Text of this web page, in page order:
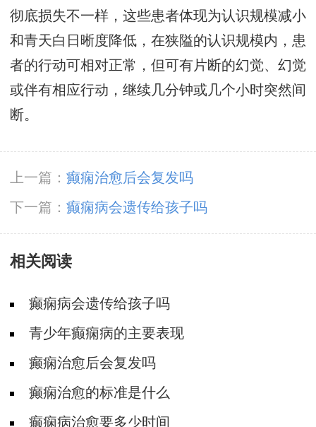
彻底损失不一样，这些患者体现为认识规模减小
和青天白日晰度降低，在狭隘的认识规模内，患
者的行动可相对正常，但可有片断的幻觉、幻觉
或伴有相应行动，继续几分钟或几个小时突然间
断。
上一篇： 癫痫治愈后会复发吗
下一篇： 癫痫病会遗传给孩子吗
相关阅读
癫痫病会遗传给孩子吗
青少年癫痫病的主要表现
癫痫治愈后会复发吗
癫痫治愈的标准是什么
癫痫病治愈要多少时间